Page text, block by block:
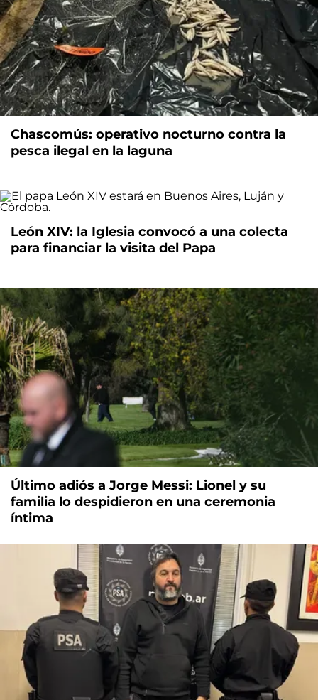
Chascomús: operativo nocturno contra la
pesca ilegal en la laguna
León XIV: la Iglesia convocó a una colecta
para financiar la visita del Papa
Último adiós a Jorge Messi: Lionel y su
familia lo despidieron en una ceremonia
íntima